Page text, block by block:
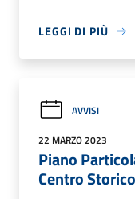
LEGGI DI PIÙ
AVVISI
22 MARZO 2023
Piano
Centro Storico